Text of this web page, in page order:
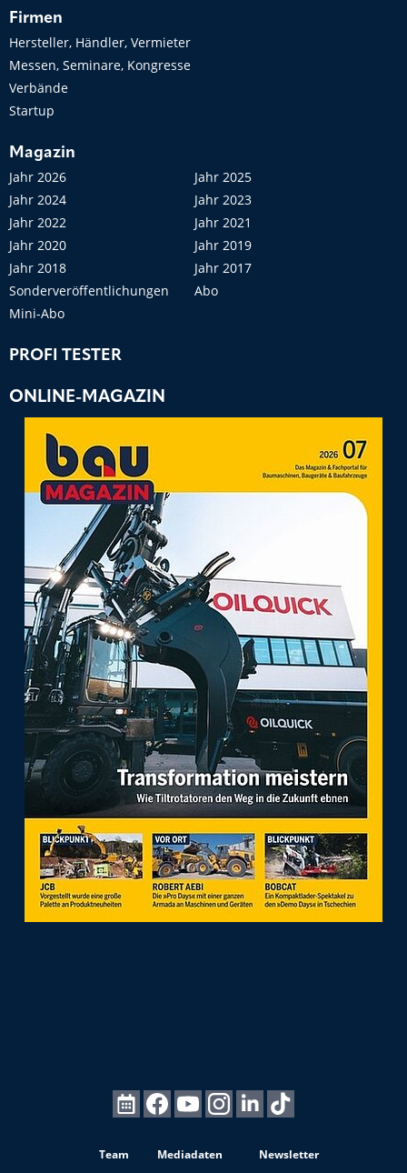
Firmen
Hersteller, Händler, Vermieter
Messen, Seminare, Kongresse
Verbände
Startup
Magazin
Jahr 2026
Jahr 2025
Jahr 2024
Jahr 2023
Jahr 2022
Jahr 2021
Jahr 2020
Jahr 2019
Jahr 2018
Jahr 2017
Sonderveröffentlichungen
Abo
Mini-Abo
PROFI TESTER
ONLINE-MAGAZIN
Team Mediadaten Newsletter